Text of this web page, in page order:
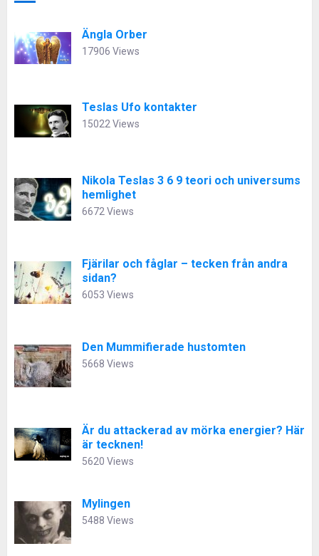
Ängla Orber
17906 Views
Teslas Ufo kontakter
15022 Views
Nikola Teslas 3 6 9 teori och universums
hemlighet
6672 Views
Fjärilar och fåglar – tecken från andra
sidan?
6053 Views
Den Mummifierade hustomten
5668 Views
Är du attackerad av mörka energier? Här
är tecknen!
5620 Views
Mylingen
5488 Views